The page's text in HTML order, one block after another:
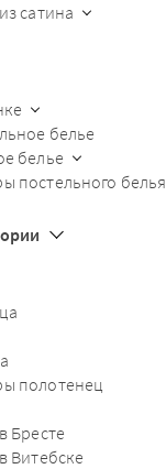
сатина
белье
белье
постельного белья
полотенец
Бресте
Витебске